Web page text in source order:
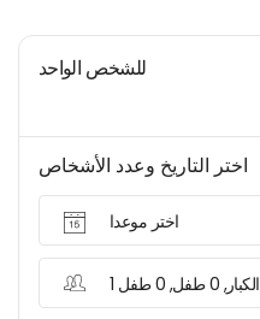
للشخص الواحد
اختر التاريخ وعدد الأشخاص
اختر موعدا
1 الكبار, 0 طفل, 0 طفل